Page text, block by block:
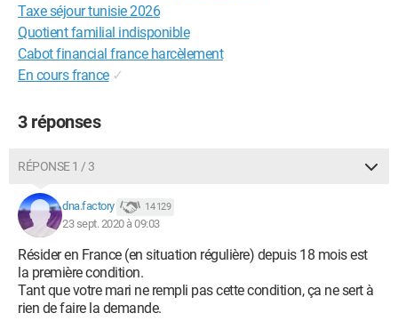
Taxe séjour tunisie 2026
Quotient familial indisponible
Cabot financial france harcèlement
En cours france ✓
3 réponses
RÉPONSE 1 / 3
dna.factory 14 129
23 sept. 2020 à 09:03
Résider en France (en situation régulière) depuis 18 mois est
la première condition.
Tant que votre mari ne rempli pas cette condition, ça ne sert à
rien de faire la demande.